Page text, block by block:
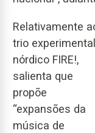
Relativamente
trio experimental
nórdico FIRE!,
salienta que
propõe
“expansões da
música de